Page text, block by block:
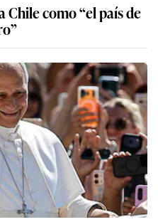
Chile como “el país de